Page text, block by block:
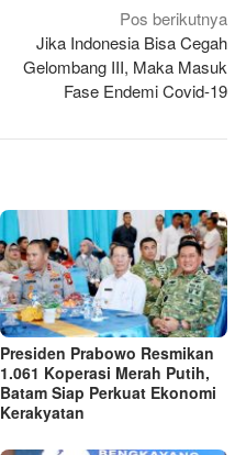
Pos berikutnya
Jika Indonesia Bisa Cegah
Gelombang III, Maka Masuk
Fase Endemi Covid-19
Presiden Prabowo Resmikan
1.061 Koperasi Merah Putih,
Batam Siap Perkuat Ekonomi
Kerakyatan